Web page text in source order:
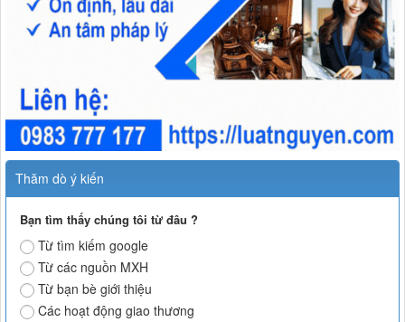
Thăm dò ý kiến
Bạn tìm thấy chúng tôi từ đâu ?
Từ tìm kiếm google
Từ các nguồn MXH
Từ bạn bè giới thiệu
Các hoạt động giao thương